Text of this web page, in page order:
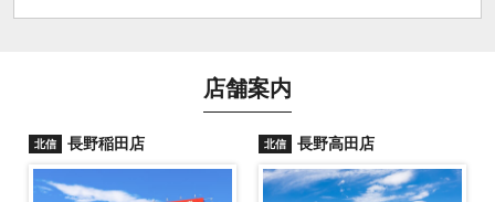
店舗案内
北信 長野稲田店 北信 長野高田店